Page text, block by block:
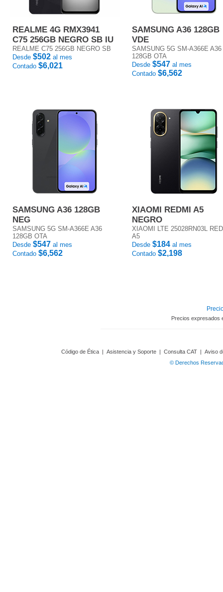
REALME 4G RMX3941
C75 256GB NEGRO SB IU
REALME C75 256GB NEGRO SB
Desde $502 al mes
Contado $6,021
SAMSUNG A36 128GB
VDE
SAMSUNG 5G SM-A366E A36
128GB OTA
Desde $547 al mes
Contado $6,562
SAMSUNG A36 128GB
NEG
SAMSUNG 5G SM-A366E A36
128GB OTA
Desde $547 al mes
Contado $6,562
XIAOMI REDMI A5
NEGRO
XIAOMI LTE 25028RN03L
A5
Desde $184 al mes
Contado $2,198
Precios expresados
Código de Ética | Asistencia y Soporte | Consulta CAT | Aviso
© Derechos